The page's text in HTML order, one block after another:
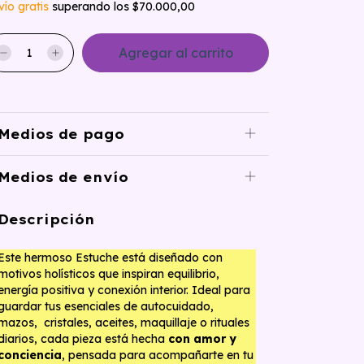
gratis superando los $70.000,00
de pago
de envío
hermoso Estuche está diseñado con
holísticos que inspiran equilibrio,
positiva y conexión interior. Ideal para
tus esenciales de autocuidado,
cristales, aceites, maquillaje o rituales
cada pieza está hecha con amor y
, pensada para acompañarte en tu